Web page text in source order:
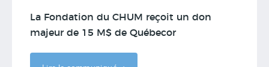
La Fondation du CHUM reçoit un don
majeur de 15 M$ de Québecor